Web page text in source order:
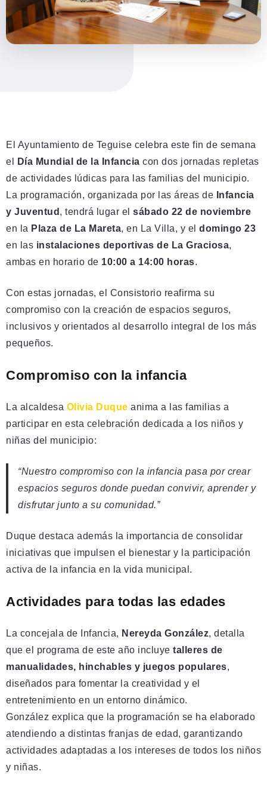
El Ayuntamiento de Teguise celebra este fin de semana
el
Día Mundial de la Infancia con dos jornadas repletas
de actividades lúdicas para las familias del municipio.
La programación, organizada por las áreas de Infancia
y Juventud , tendrá lugar el sábado 22 de noviembre
en la Plaza de La Mareta, en La Villa, y el domingo 23
en las instalaciones deportivas de La Graciosa,
ambas en horario de 10:00 a 14:00 horas.
Con estas jornadas, el Consistorio reafirma su
compromiso con la creación de espacios seguros,
inclusivos y orientados al desarrollo integral de los más
pequeños.
Compromiso con la infancia
La alcaldesa Olivia Duque anima a las familias a
participar en esta celebración dedicada a los niños y
niñas del municipio:
“Nuestro compromiso con la infancia pasa por crear
espacios seguros donde puedan convivir, aprender y
disfrutar junto a su comunidad.”
Duque destaca además la importancia de consolidar
iniciativas que impulsen el bienestar y la participación
activa de la infancia en la vida municipal.
Actividades para todas las edades
La concejala de Infancia, Nereyda González, detalla
que el programa de este año incluye talleres de
manualidades, hinchables y juegos populares,
diseñados para fomentar la creatividad y el
entretenimiento en un entorno dinámico.
González explica que la programación se ha elaborado
atendiendo a distintas franjas de edad, garantizando
actividades adaptadas a los intereses de todos los niños
y niñas.